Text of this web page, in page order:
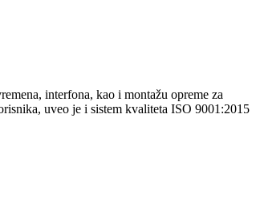
interfona, kao i montažu opreme za
uveo je i sistem kvaliteta ISO 9001:2015